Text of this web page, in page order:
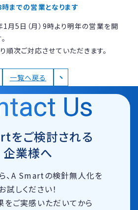
無料トライアル
までの営業となります
1月5日（月）9時より明年の営業を開
順次ご対応させていただきます。
一覧へ戻る
Us
をご検討される
企業様へ
、A Smartの検針無人化を
試しください！
をご実感いただいてから